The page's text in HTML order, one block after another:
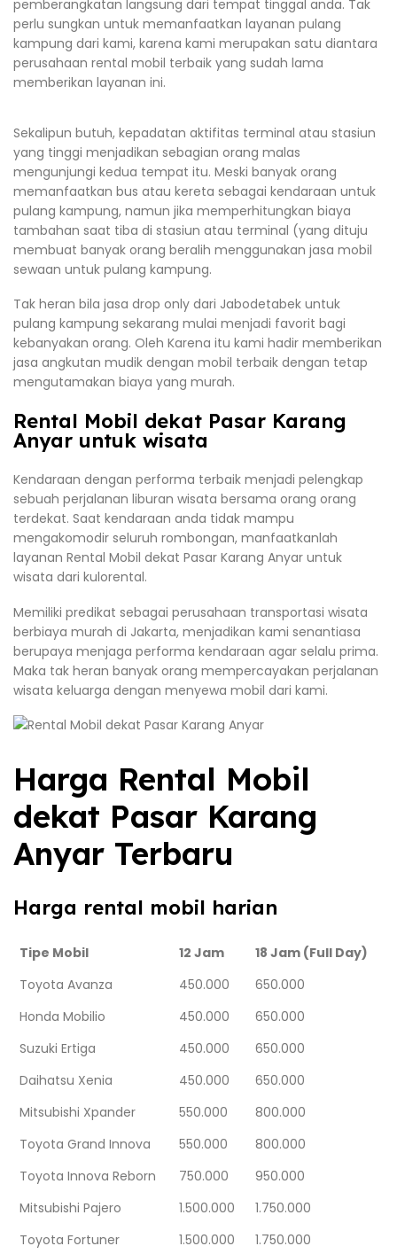
pemberangkatan langsung dari tempat tinggal anda. Tak
perlu sungkan untuk memanfaatkan layanan pulang
kampung dari kami, karena kami merupakan satu diantara
perusahaan rental mobil terbaik yang sudah lama
memberikan layanan ini.
Sekalipun butuh, kepadatan aktifitas terminal atau stasiun
yang tinggi menjadikan sebagian orang malas
mengunjungi kedua tempat itu. Meski banyak orang
memanfaatkan bus atau kereta sebagai kendaraan untuk
pulang kampung, namun jika memperhitungkan biaya
tambahan saat tiba di stasiun atau terminal (yang dituju
membuat banyak orang beralih menggunakan jasa mobil
sewaan untuk pulang kampung.
Tak heran bila jasa drop only dari Jabodetabek untuk
pulang kampung sekarang mulai menjadi favorit bagi
kebanyakan orang. Oleh Karena itu kami hadir memberikan
jasa angkutan mudik dengan mobil terbaik dengan tetap
mengutamakan biaya yang murah.
Rental Mobil dekat Pasar Karang
Anyar untuk wisata
Kendaraan dengan performa terbaik menjadi pelengkap
sebuah perjalanan liburan wisata bersama orang orang
terdekat. Saat kendaraan anda tidak mampu
mengakomodir seluruh rombongan, manfaatkanlah
layanan Rental Mobil dekat Pasar Karang Anyar untuk
wisata dari kulorental.
Memiliki predikat sebagai perusahaan transportasi wisata
berbiaya murah di Jakarta, menjadikan kami senantiasa
berupaya menjaga performa kendaraan agar selalu prima.
Maka tak heran banyak orang mempercayakan perjalanan
wisata keluarga dengan menyewa mobil dari kami.
Harga Rental Mobil
dekat Pasar Karang
Anyar Terbaru
Harga rental mobil harian
Tipe Mobil 12 Jam
18 Jam (Full Day)
Toyota Avanza
450.000
650.000
Honda Mobilio
450.000
650.000
Suzuki Ertiga
450.000
650.000
Daihatsu Xenia
450.000
650.000
Mitsubishi Xpander
550.000
800.000
Toyota Grand Innova
550.000
800.000
Toyota Innova Reborn
750.000
950.000
Mitsubishi Pajero
1.500.000
1.750.000
Toyota Fortuner
1.500.000 1.750.000